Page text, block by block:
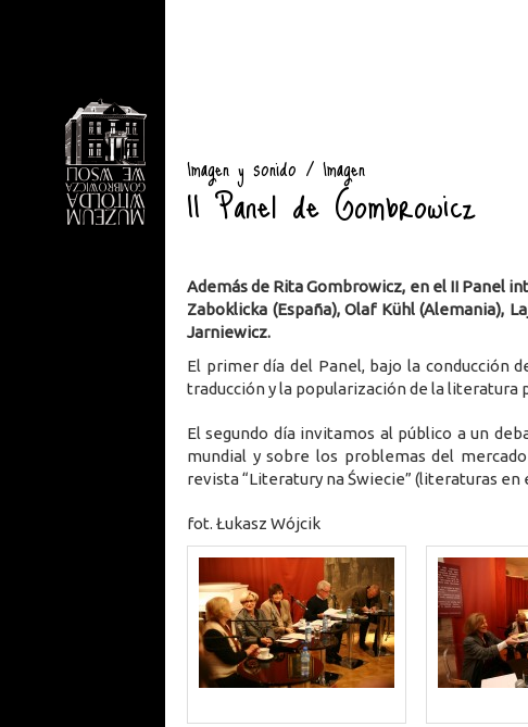
Imagen y sonido / Imagen
II Panel de Gombrowicz
Además de Rita Gombrowicz, en el II Panel
Zaboklicka (España), Olaf Kühl (Alemania),
Jarniewicz.
El primer día del Panel, bajo la conducción
traducción y la popularización de la literatura
El segundo día invitamos al público a un
mundial y sobre los problemas del
revista “Literatury na Świecie” (literaturas
fot. Łukasz Wójcik